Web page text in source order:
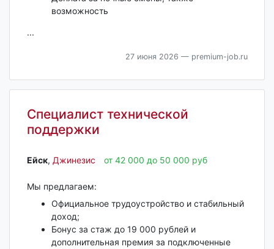
возможность
...
27 июня 2026 — premium-job.ru
Специалист технической
поддержки
Ейск‎, Джинезис от 42 000 до 50 000 руб
Мы предлагаем:
Официальное трудоустройство и стабильный
доход;
Бонус за стаж до 19 000 рублей и
дополнительная премия за подключенные